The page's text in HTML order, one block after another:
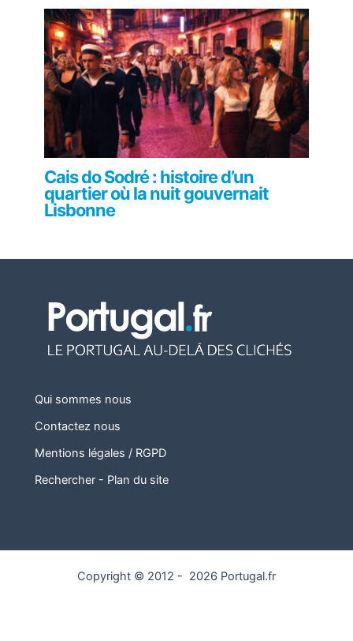
Cais do Sodré : histoire d’un
quartier où la nuit gouvernait
Lisbonne
Qui sommes nous
Contactez nous
Mentions légales / RGPD
Rechercher- Plan du site
Copyright © 2012 - 2026 Portugal.fr